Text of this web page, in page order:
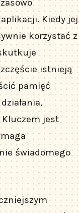
Kiedy jej
korzystać z
istnieją
pamięć
Kluczem jest
świadomego